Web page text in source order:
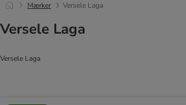
Mærker Versele Laga
Versele Laga
Versele Laga